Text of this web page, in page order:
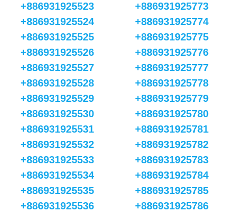
+886931925523
+886931925524
+886931925525
+886931925526
+886931925527
+886931925528
+886931925529
+886931925530
+886931925531
+886931925532
+886931925533
+886931925534
+886931925535
+886931925536
+886931925773
+886931925774
+886931925775
+886931925776
+886931925777
+886931925778
+886931925779
+886931925780
+886931925781
+886931925782
+886931925783
+886931925784
+886931925785
+886931925786